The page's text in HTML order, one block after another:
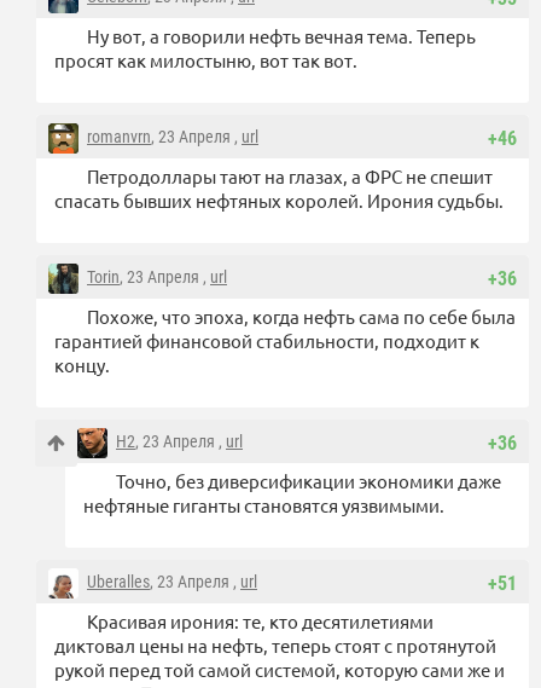
Ну вот, а говорили нефть вечная тема. Теперь
просят как милостыню, вот так вот.
+46
romanvrn, 23 Апреля , url
Петродоллары тают на глазах, а ФРС не спешит
спасать бывших нефтяных королей. Ирония судьбы.
+36
Torin, 23 Апреля , url
Похоже, что эпоха, когда нефть сама по себе была
гарантией финансовой стабильности, подходит к
концу.
+36
Н2, 23 Апреля , url
Точно, без диверсификации экономики даже
нефтяные гиганты становятся уязвимыми.
+51
Uberalles, 23 Апреля , url
Красивая ирония: те, кто десятилетиями
диктовал цены на нефть, теперь стоят с протянутой
рукой перед той самой системой, которую сами же и